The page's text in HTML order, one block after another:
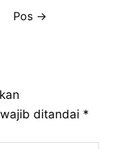
Pos →
ditandai *